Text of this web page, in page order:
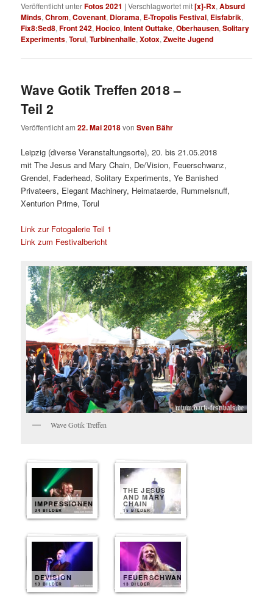
Veröffentlicht unterFotos 2021 |Verschlagwortet mit[x]-Rx,Absurd
Minds,Chrom,Covenant, Diorama, E-Tropolis Festival, Eisfabrik,
Fix8:Sed8,Front 242,Hocico,Intent Outtake,Oberhausen,Solitary
Experiments,Torul,Turbinenhalle,Xotox,Zweite Jugend
Wave Gotik Treffen 2018 –
Teil 2
Veröffentlicht am22. Mai 2018vonSven Bähr
Leipzig (diverse Veranstaltungsorte), 20. bis 21.05.2018
mit The Jesus and Mary Chain, De/Vision, Feuerschwanz,
Grendel, Faderhead, Solitary Experiments, Ye Banished
Privateers, Elegant Machinery, Heimataerde, Rummelsnuff,
Xenturion Prime, Torul
Link zur Fotogalerie Teil 1
Link zum Festivalbericht
Wave Gotik Treffen
IMPRESSIONEN
34 BILDER
THE JESUS
AND MARY
CHAIN
15 BILDER
DEVISION
13 BILDER
FEUERSCHWANZ
13 BILDER